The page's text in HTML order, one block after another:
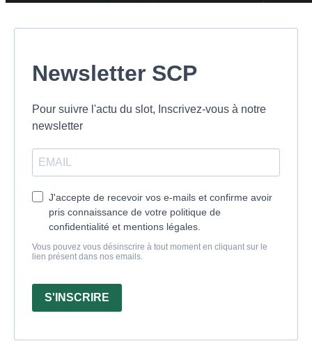
Newsletter SCP
Pour suivre l'actu du slot, Inscrivez-vous à notre
newsletter
J'accepte de recevoir vos e-mails et confirme avoir
pris connaissance de votre politique de
confidentialité et mentions légales.
Vous pouvez vous désinscrire à tout moment en cliquant sur le
lien présent dans nos emails.
S'INSCRIRE